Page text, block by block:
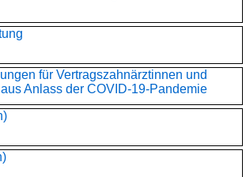
für Vertragszahnärztinnen und
Anlass der COVID-19-Pandemie